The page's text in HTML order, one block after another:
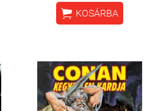
 KOSÁRBA